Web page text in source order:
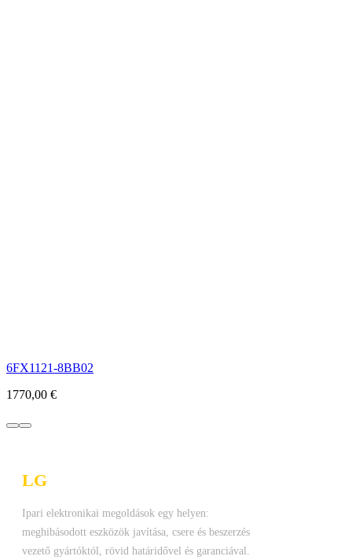
6FX1121-8BB02
1770,00 €
LGTechnologies Kft.
Ipari elektronikai megoldások egy helyen:
meghibásodott eszközök javítása, csere és beszerzés
vezető gyártóktól, rövid határidővel és garanciával.